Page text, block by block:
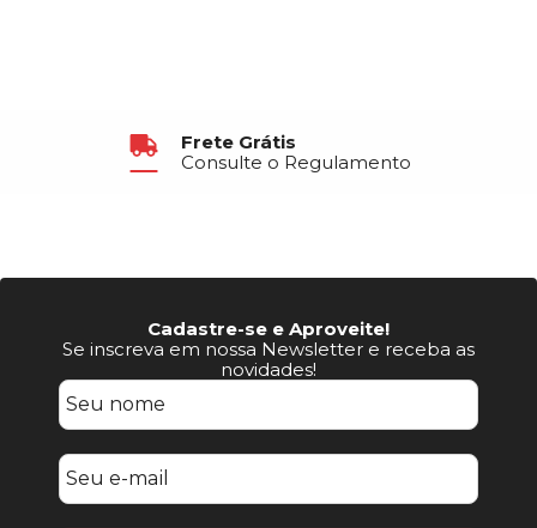
Frete Grátis
Consulte o Regulamento
Cadastre-se e Aproveite!
Se inscreva em nossa Newsletter e receba as
novidades!